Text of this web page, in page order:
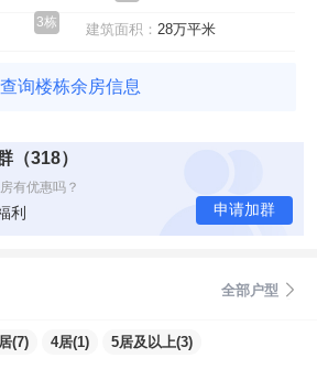
3栋 建筑面积： 28万平米
查询楼栋余房信息
（318）
有优惠吗？
多少？
利 申请加群
全部户型
(7) 4居(1) 5居及以上(3)